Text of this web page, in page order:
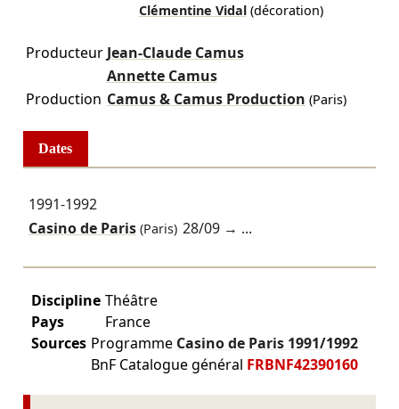
Clémentine Vidal (décoration)
Producteur Jean-Claude Camus
Annette Camus
Production Camus & Camus Production (Paris)
Dates
1991-1992
Casino de Paris(Paris) 28/09 → ...
Discipline Théâtre
Pays
France
Sources Programme Casino de Paris 1991/1992
BnF Catalogue général FRBNF42390160